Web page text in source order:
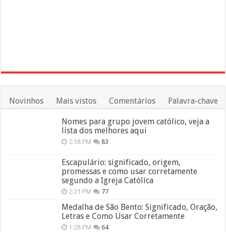
Novinhos Mais vistos Comentários Palavra-chave
Nomes para grupo jovem católico, veja a
lista dos melhores aqui
2:18 PM 83
Escapulário: significado, origem,
promessas e como usar corretamente
segundo a Igreja Católica
2:21 PM 77
Medalha de São Bento: Significado, Oração,
Letras e Como Usar Corretamente
1:28 PM 64